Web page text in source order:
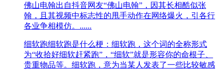
佛山电翰出自抖音网友“佛山电翰”，因其长相酷似张
翰，且其视频中标志性的甩手动作在网络爆火，引各行
各业争相模仿。......
细软跑细软跑是什么梗：细软跑，这个词的全称形式
为“收拾好细软赶紧跑”，“细软”就是形容你的命根子、
贵重物品等。细软跑，意为当某人发表了一些比较敏感